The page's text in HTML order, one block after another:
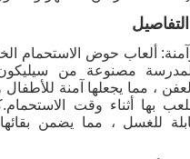
ألعاب حوض الاستحمام
مصنوعة من
، مما يجعلها آمنة للأطفال
بها أثناء وقت
للغسل ، مما يضمن